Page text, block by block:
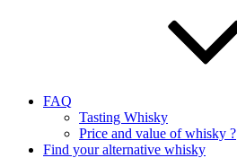
FAQ
Tasting Whisky
Price and value of whisky ?
Find your alternative whisky